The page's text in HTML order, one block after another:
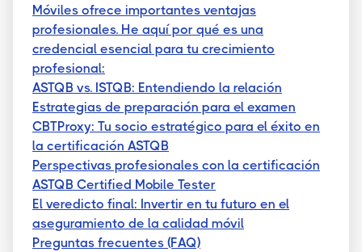
Móviles ofrece importantes ventajas
profesionales. He aquí por qué es una
credencial esencial para tu crecimiento
profesional:
ASTQB vs. ISTQB: Entendiendo la relación
Estrategias de preparación para el examen
CBTProxy: Tu socio estratégico para el éxito en
la certificación ASTQB
Perspectivas profesionales con la certificación
ASTQB Certified Mobile Tester
El veredicto final: Invertir en tu futuro en el
aseguramiento de la calidad móvil
Preguntas frecuentes (FAQ)